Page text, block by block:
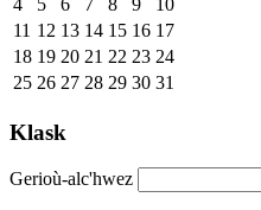
11 12 13 14 15 16 17
18 19 20 21 22 23 24
25 26 27 28 29 30 31
Klask
Gerioù-alc'hwez